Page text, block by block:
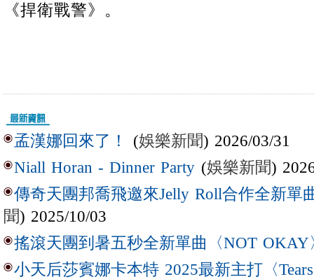
《捍衛戰警》。
孟漢娜回來了！ (娛樂新聞) 2026/03/31
Niall Horan - Dinner Party (娛樂新聞)
傳奇天團邦喬飛邀來Jelly Roll合作全新單
聞) 2025/10/03
搖滾天團到暑五秒全新單曲〈NOT OKAY
小天后莎賓娜卡本特 2025最新主打〈